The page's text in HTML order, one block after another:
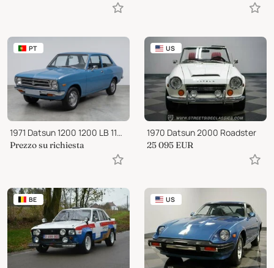
PT
1971 Datsun 1200 1200 LB 110 STR 2 Portas
Prezzo su richiesta
US
1970 Datsun 2000 Roadster
25 095 EUR
BE US